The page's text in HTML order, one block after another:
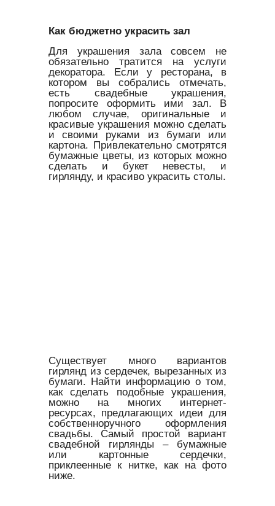
Как бюджетно украсить зал
Для украшения зала совсем не
обязательно тратится на услуги
декоратора. Если у ресторана, в
котором вы собрались отмечать,
есть свадебные украшения,
попросите оформить ими зал. В
любом случае, оригинальные и
красивые украшения можно сделать
и своими руками из бумаги или
картона. Привлекательно смотрятся
бумажные цветы, из которых можно
сделать и букет невесты, и
гирлянду, и красиво украсить столы.
Существует много вариантов
гирлянд из сердечек, вырезанных из
бумаги. Найти информацию о том,
как сделать подобные украшения,
можно на многих интернет-
ресурсах, предлагающих идеи для
собственноручного оформления
свадьбы. Самый простой вариант
свадебной гирлянды – бумажные
или картонные сердечки,
приклеенные к нитке, как на фото
ниже.